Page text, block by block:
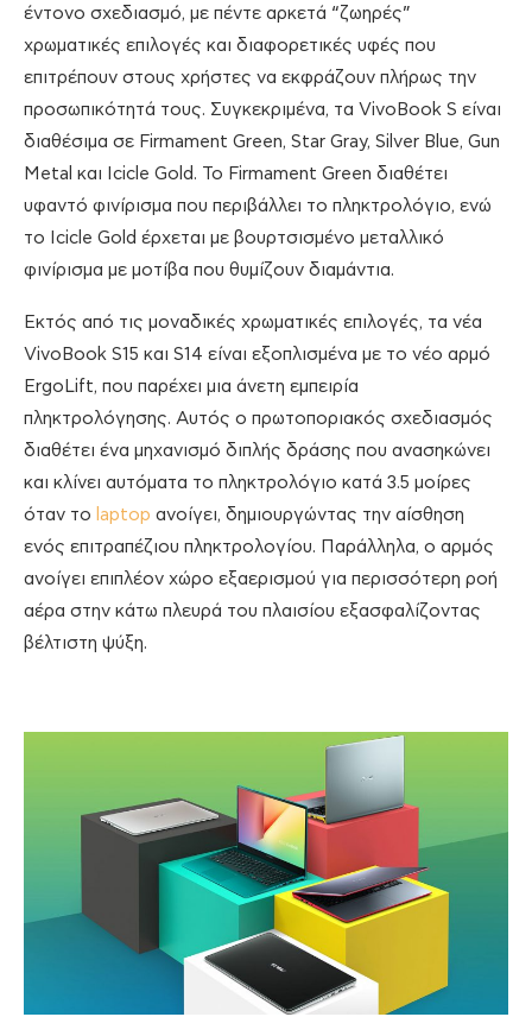
έντονο σχεδιασμό, με πέντε αρκετά “ζωηρές”
χρωματικές επιλογές και διαφορετικές υφές που
επιτρέπουν στους χρήστες να εκφράζουν πλήρως την
προσωπικότητά τους. Συγκεκριμένα, τα VivoBook S είναι
διαθέσιμα σε Firmament Green, Star Gray, Silver Blue, Gun
Metal και Icicle Gold. Το Firmament Green διαθέτει
υφαντό φινίρισμα που περιβάλλει το πληκτρολόγιο, ενώ
το Icicle Gold έρχεται με βουρτσισμένο μεταλλικό
φινίρισμα με μοτίβα που θυμίζουν διαμάντια.
Εκτός από τις μοναδικές χρωματικές επιλογές, τα νέα
VivoBook S15 και S14 είναι εξοπλισμένα με το νέο αρμό
ErgoLift, που παρέχει μια άνετη εμπειρία
πληκτρολόγησης. Αυτός ο πρωτοποριακός σχεδιασμός
διαθέτει ένα μηχανισμό διπλής δράσης που ανασηκώνει
και κλίνει αυτόματα το πληκτρολόγιο κατά 3.5 μοίρες
όταν το laptop ανοίγει, δημιουργώντας την αίσθηση
ενός επιτραπέζιου πληκτρολογίου. Παράλληλα, ο αρμός
ανοίγει επιπλέον χώρο εξαερισμού για περισσότερη ροή
αέρα στην κάτω πλευρά του πλαισίου εξασφαλίζοντας
βέλτιστη ψύξη.